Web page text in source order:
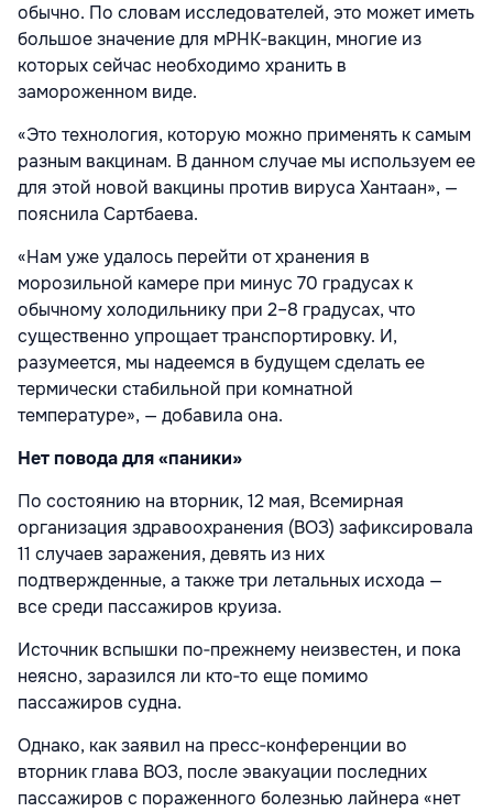
обычно. По словам исследователей, это может иметь
большое значение для мРНК‑вакцин, многие из
которых сейчас необходимо хранить в
замороженном виде.
«Это технология, которую можно применять к самым
разным вакцинам. В данном случае мы используем ее
для этой новой вакцины против вируса Хантаан», —
пояснила Сартбаева.
«Нам уже удалось перейти от хранения в
морозильной камере при минус 70 градусах к
обычному холодильнику при 2–8 градусах, что
существенно упрощает транспортировку. И,
разумеется, мы надеемся в будущем сделать ее
термически стабильной при комнатной
температуре», — добавила она.
Нет повода для «паники»
По состоянию на вторник, 12 мая, Всемирная
организация здравоохранения (ВОЗ) зафиксировала
11 случаев заражения, девять из них
подтвержденные, а также три летальных исхода —
все среди пассажиров круиза.
Источник вспышки по‑прежнему неизвестен, и пока
неясно, заразился ли кто‑то еще помимо
пассажиров судна.
Однако, как заявил на пресс‑конференции во
вторник глава ВОЗ, после эвакуации последних
пассажиров с пораженного болезнью лайнера «нет